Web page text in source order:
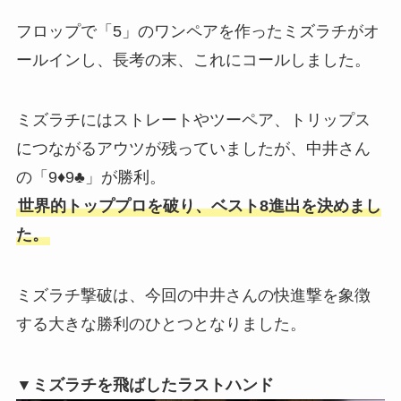
フロップで「5」のワンペアを作ったミズラチがオ
ールインし、長考の末、これにコールしました。
ミズラチにはストレートやツーペア、トリップス
につながるアウツが残っていましたが、中井さん
の「9♦9♣」が勝利。
世界的トッププロを破り、ベスト8進出を決めまし
た。
ミズラチ撃破は、今回の中井さんの快進撃を象徴
する大きな勝利のひとつとなりました。
▼ミズラチを飛ばしたラストハンド